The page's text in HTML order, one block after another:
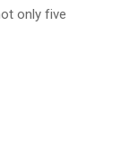
only five